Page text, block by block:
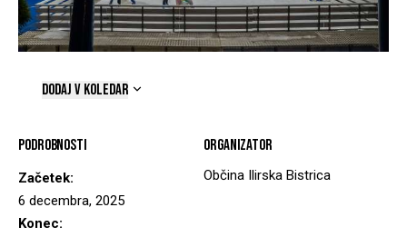
DODAJ V KOLEDAR
Podrobnosti
Začetek:
6 decembra, 2025
Konec:
Organizator
Občina Ilirska Bistrica